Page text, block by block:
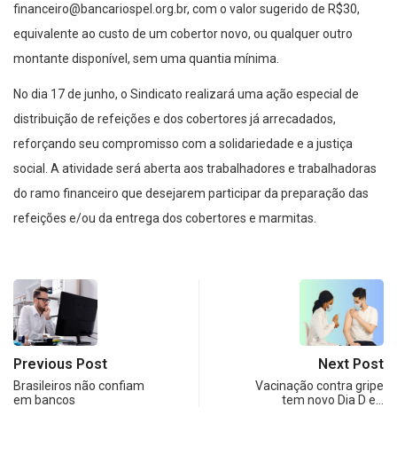
financeiro@bancariospel.org.br, com o valor sugerido de R$30,
equivalente ao custo de um cobertor novo, ou qualquer outro
montante disponível, sem uma quantia mínima.
No dia 17 de junho, o Sindicato realizará uma ação especial de
distribuição de refeições e dos cobertores já arrecadados,
reforçando seu compromisso com a solidariedade e a justiça
social. A atividade será aberta aos trabalhadores e trabalhadoras
do ramo financeiro que desejarem participar da preparação das
refeições e/ou da entrega dos cobertores e marmitas.
Previous Post
Brasileiros não confiam
em bancos
Next Post
Vacinação contra gripe
tem novo Dia D e…